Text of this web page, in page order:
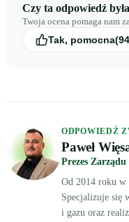
Czy ta odpowiedź
Twoja ocena pomaga nam
Tak, pomocna
ODPOWIEDŹ
Paweł
Prezes
Od 2014 roku w
Specjalizuje się
i gazu oraz